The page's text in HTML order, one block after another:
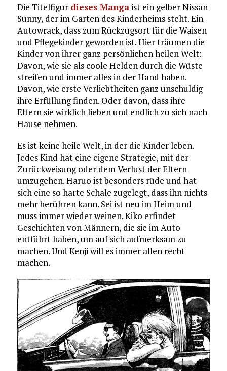
Die Titelfigur dieses Mangaist ein gelber Nissan
Sunny, der im Garten des Kinderheims steht. Ein
Autowrack, dass zum Rückzugsort für die Waisen
und Pflegekinder geworden ist. Hier träumen die
Kinder von ihrer ganz persönlichen heilen Welt:
Davon, wie sie als coole Helden durch die Wüste
streifen und immer alles in der Hand haben.
Davon, wie erste Verliebtheiten ganz unschuldig
ihre Erfüllung finden. Oder davon, dass ihre
Eltern sie wirklich lieben und endlich zu sich nach
Hause nehmen.
Es ist keine heile Welt, in der die Kinder leben.
Jedes Kind hat eine eigene Strategie, mit der
Zurückweisung oder dem Verlust der Eltern
umzugehen. Haruo ist besonders rüde und hat
sich eine so harte Schale zugelegt, dass ihn nichts
mehr berühren kann. Sei ist neu im Heim und
muss immer wieder weinen. Kiko erfindet
Geschichten von Männern, die sie im Auto
entführt haben, um auf sich aufmerksam zu
machen. Und Kenji will es immer allen recht
machen.